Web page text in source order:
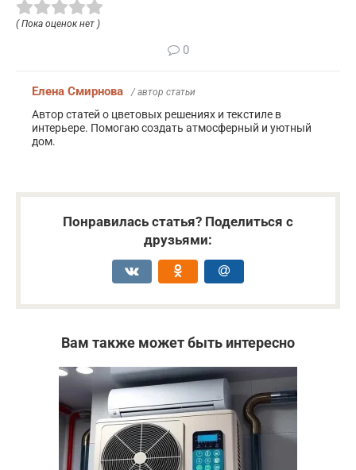
( Пока оценок нет )
0
Елена Смирнова / автор статьи
Автор статей о цветовых решениях и текстиле в
интерьере. Помогаю создать атмосферный и уютный
дом.
Понравилась статья? Поделиться с
друзьями:
Вам также может быть интересно